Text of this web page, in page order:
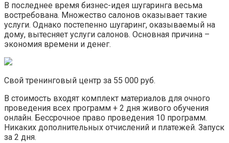
В последнее время бизнес-идея шугаринга весьма
востребована. Множество салонов оказывает такие
услуги. Однако постепенно шугаринг, оказываемый на
дому, вытесняет услуги салонов. Основная причина –
экономия времени и денег.
Свой тренинговый центр за 55 000 руб.
В стоимость входят комплект материалов для очного
проведения всех программ + 2 дня живого обучения
онлайн. Бессрочное право проведения 10 программ.
Никаких дополнительных отчислений и платежей. Запуск
за 2 дня.